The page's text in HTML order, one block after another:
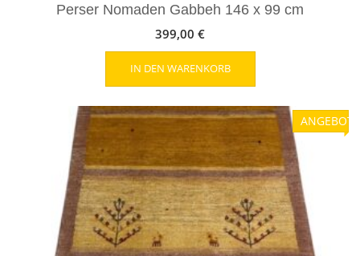
Perser Nomaden Gabbeh 146 x 99 cm
399,00 €
IN DEN WARENKORB
ANGEBOT!